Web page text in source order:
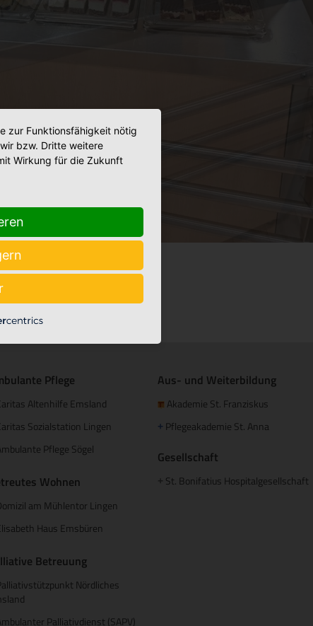
Pflege
Altenhilfe Emsland
Sozialstation Lingen
Pflege Sögel
Wohnen
am Mühlentor Lingen
Haus Emsbüren
Betreuung
Nördliches
Palliativdienst (SAPV)
Aus- und Weiterbildung
Akademie St. Franziskus
+ Pflegeakademie St. Anna
Gesellschaft
St. Bonifatius Hospitalgesellschaft
zur Funktionsfähigkeit nötig
bzw. Dritte weitere
Wirkung für die Zukunft